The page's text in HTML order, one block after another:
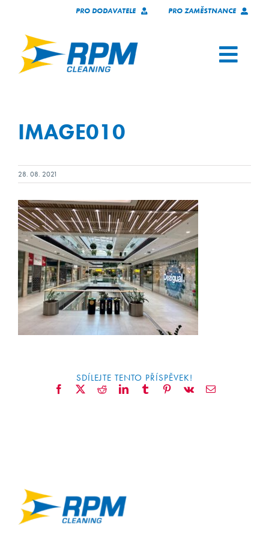
PRO DODAVATELE PRO ZAMĚSTNANCE
NAŠI KLIENTI
KTO SME
TECHNOLÓGIE
KARIÉRA
KONTAKT
IMAGE010
28. 08. 2021
SDÍLEJTE TENTO PŘÍSPĚVEK!
Facebook
X RedditLinkedIn TumblrPinterestVk Email